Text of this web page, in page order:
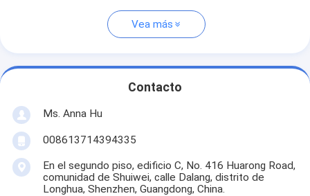
Vea más
Contacto
Ms. Anna Hu
008613714394335
En el segundo piso, edificio C, No. 416 Huarong Road,
comunidad de Shuiwei, calle Dalang, distrito de
Longhua, Shenzhen, Guangdong, China.